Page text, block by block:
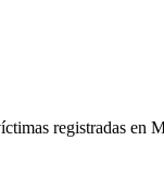
s registradas en